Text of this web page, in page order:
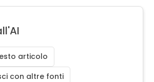
articolo
con altre fonti